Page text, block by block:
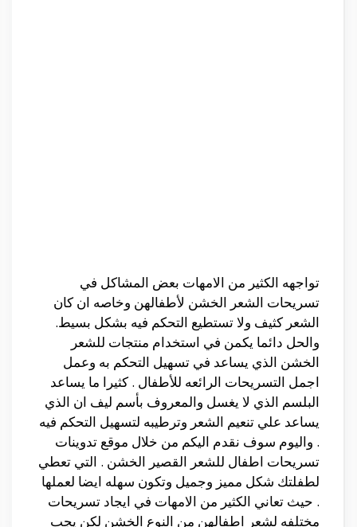
تواجهه الكثير من الامهات بعض المشاكل في
تسريحات الشعر الخشن لأطفالهن وخاصه ان كان
الشعر كثيف ولا تستطيع التحكم فيه بشكل بسيط.
والحل دائما يكمن في استخدام منتجات للشعر
الخشن الذي يساعد في تسهيل التحكم به وعمل
اجمل التسريحات الرائعه للأطفال . كثيرا ما يساعد
البلسم الذي لا يغسل والمعروف بأسم ليف ان الذي
يساعد علي تنعيم الشعر وترطيبه لتسهيل التحكم فيه
. واليوم سوف نقدم اليكم من خلال موقع تدوينات
تسريحات اطفال للشعر القصير الخشن . التي تعطي
لطفلتك شكل مميز وجميل وتكون سهله ايضا لعملها
. حيث تعاني الكثير من الامهات في ايجاد تسريحات
مختلفه لشعر اطفالهن من النوع الخشن لكن يجب